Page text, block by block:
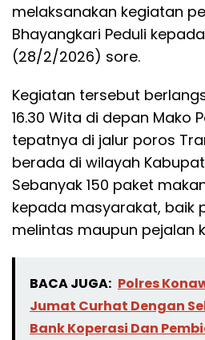
melaksanakan kegiatan
Bhayangkari Peduli
(28/2/2026) sore.
Kegiatan tersebut
16.30 Wita di depan Mako
tepatnya di jalur poros
berada di wilayah
Sebanyak 150 paket
kepada masyarakat, baik
melintas maupun pejalan
BACA JUGA: Polres
Jumat Curhat Dengan
Bank Koperasi Dan